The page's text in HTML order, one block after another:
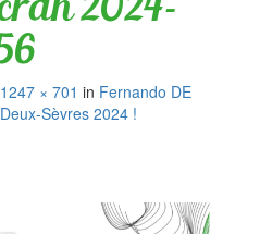
1247 × 701 in Fernando DE
Sèvres 2024 !